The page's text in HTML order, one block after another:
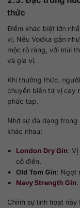
thức
Điểm khác biệt lớn
vị. Nếu Vodka gần
mộc rõ ràng, với mùi
và gia vị.
Khi thưởng thức,
chuyển biến từ vị cay
phức tạp.
Nhờ sự đa dạng trong
khác nhau:
London Dry Gin:
cổ điển.
Old Tom Gin: Ngọt
Navy Strength Gin
Chính sự linh hoạt này